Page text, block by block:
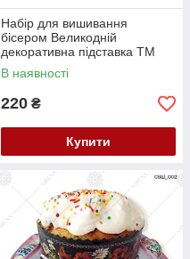
Набір для вишивання
бісером Великодній
декоративна підставка ТМ
Україночка 006-ПФ
В наявності
220 ₴
Купити